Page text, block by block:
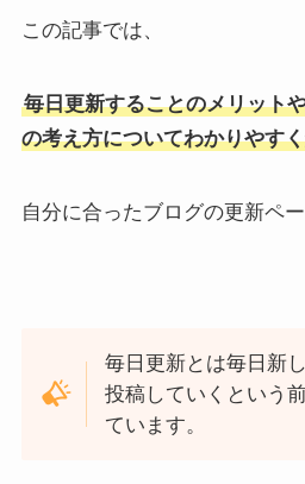
この記事では、
毎日更新することのメリット
の考え方についてわかりやす
自分に合ったブログの更新ペ
毎日更新とは毎日新
投稿していくという
ています。